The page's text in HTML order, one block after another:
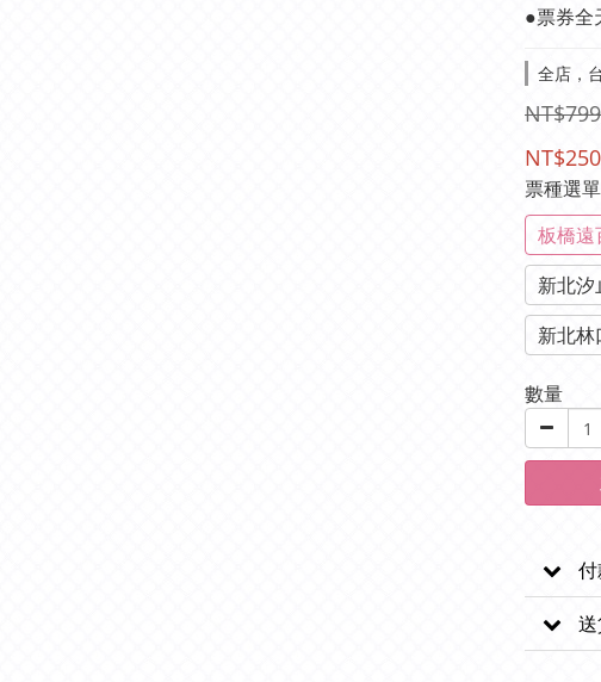
●票券全
全店，
NT$799
NT$250
票種選
板橋遠
新北汐
新北
數量